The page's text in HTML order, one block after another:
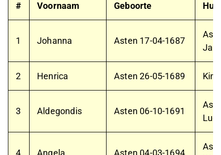
# Voornaam Geboorte
1 Johanna Asten 17-04-1687
Jan
2 Henrica Asten26-05-1689 Kind
3 Aldegondis Asten 06-10-1691